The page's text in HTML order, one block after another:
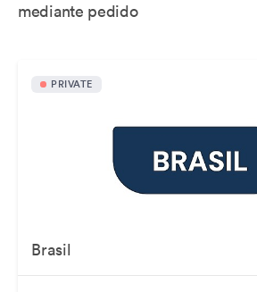
mediante pedido
PRIVATE
Brasil